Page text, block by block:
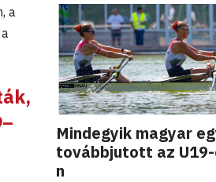
a
Mindegyik magyar
továbbjutott az
n